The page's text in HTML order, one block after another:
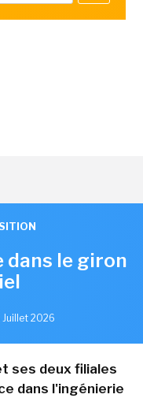
dans le giron
2026
ses deux filiales
dans l'ingénierie